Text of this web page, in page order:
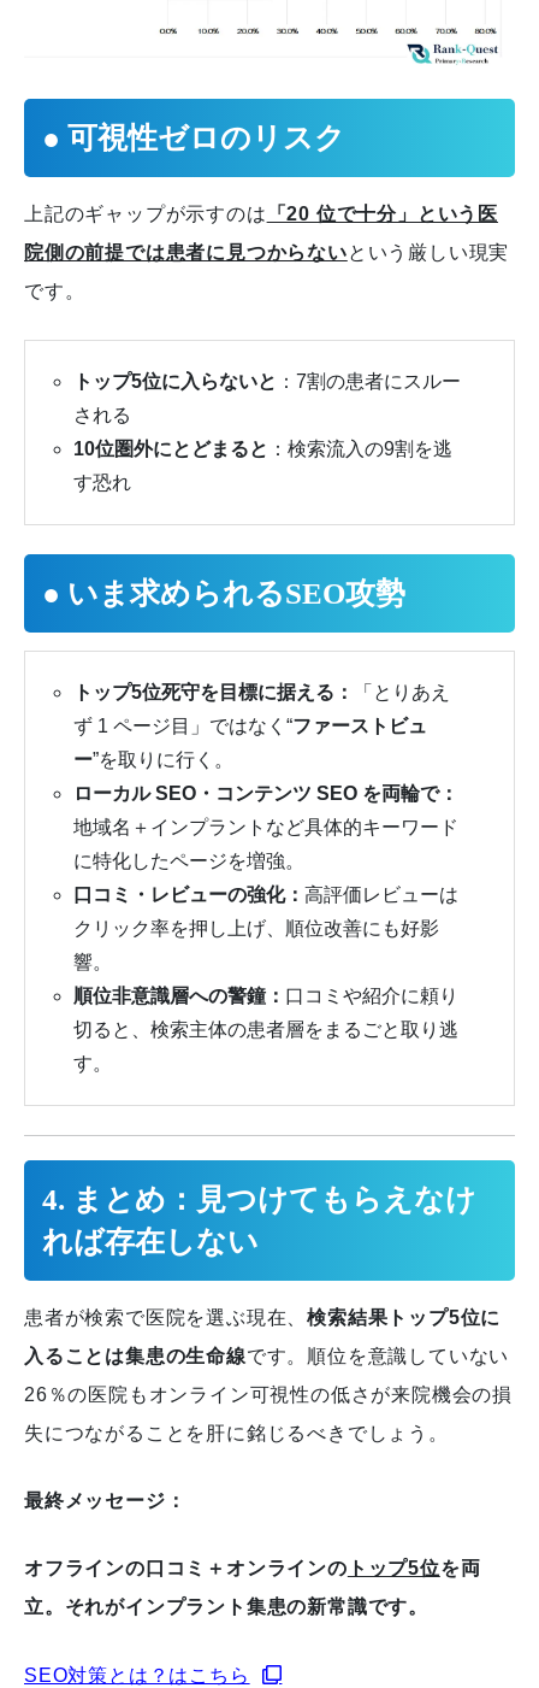
● 可視性ゼロのリスク
上記のギャップが示すのは 「20 位で十分」という医
院側の前提では患者に見つからないという厳しい現実
です。
トップ5位に入らないと ：7割の患者にスルー
される
10位圏外にとどまると ：検索流入の9割を逃
す恐れ
● いま求められるSEO攻勢
トップ5位死守を目標に据える：
「とりあえ
ず 1 ページ目」ではなく“ファーストビュ
ー”を取りに行く。
ローカル SEO・コンテンツ SEO を両輪で：
地域名＋インプラントなど具体的キーワード
に特化したページを増強。
口コミ・レビューの強化： 高評価レビューは
クリック率を押し上げ、順位改善にも好影
響。
順位非意識層への警鐘： 口コミや紹介に頼り
切ると、検索主体の患者層をまるごと取り逃
す。
4. まとめ：見つけてもらえなけ
れば存在しない
患者が検索で医院を選ぶ現在、検索結果トップ5位に
入ることは集患の生命線です。順位を意識していない
26％の医院もオンライン可視性の低さが来院機会の損
失につながることを肝に銘じるべきでしょう。
最終メッセージ：
オフラインの口コミ＋オンラインの トップ5位を両
立。それがインプラント集患の新常識です。
SEO対策とは？はこちら